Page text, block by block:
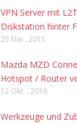
VPN Server mit
Diskstation hinter
25 Mai , 2015
Mazda MZD
Hotspot / Router
12 Okt. , 2016
Werkzeuge und